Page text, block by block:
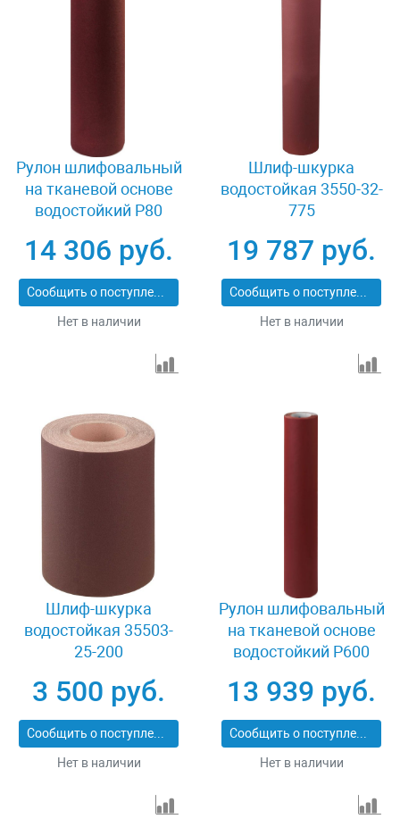
Рулон шлифовальный
на тканевой основе
водостойкий Р80
35501-080
14 306 руб.
Сообщить о поступлении
Нет в наличии
Шлиф-шкурка
водостойкая 3550-32-
775
19 787 руб.
Сообщить о поступлении
Нет в наличии
Шлиф-шкурка
водостойкая 35503-
25-200
3 500 руб.
Сообщить о поступлении
Нет в наличии
Рулон шлифовальный
на тканевой основе
водостойкий Р600
35501-600
13 939 руб.
Сообщить о поступлении
Нет в наличии